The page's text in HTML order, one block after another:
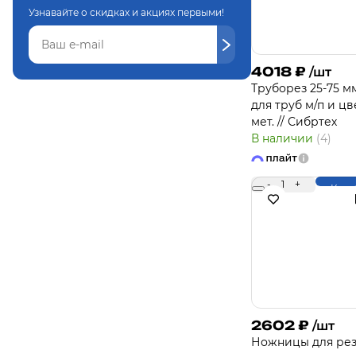
Узнавайте о скидках и акциях первыми!
4018 ₽ /шт
Труборез 25-75
для труб м/п и
мет. // Сибртех
В наличии (4)
- 1 +
2602 ₽ /шт
Ножницы для